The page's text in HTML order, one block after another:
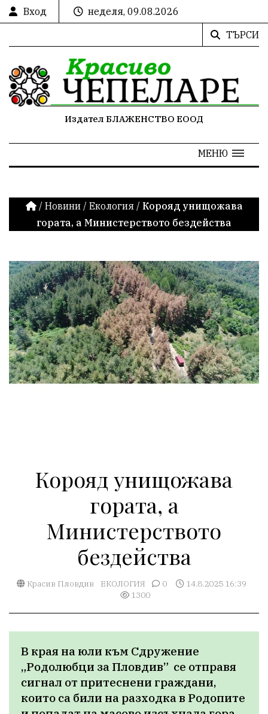
Вход
неделя, 09.08.2026
ТЪРСИ
Издател БЛАЖЕНСТВО ЕООД
МЕНЮ
/ Новини / Екология / Корояд унищожава
гората, а Министерството бездейства
Корояд унищожава
гората, а
Министерството
бездейства
Красив Пловдив ЕКОЛОГИЯ 0
14.8.2025 16:39
1300
В края на юли към Сдружение
„Родолюбци за Пловдив”  се отправя
сигнал от притеснени граждани,
които са били на разходка в Родопите